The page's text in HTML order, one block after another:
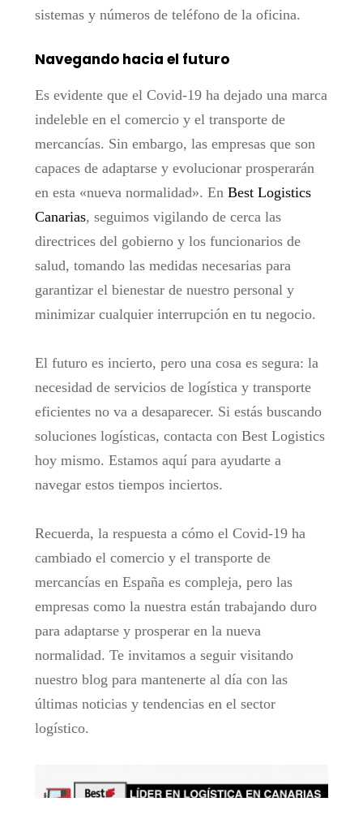
sistemas y números de teléfono de la oficina.
Navegando hacia el futuro
Es evidente que el Covid-19 ha dejado una marca
indeleble en el comercio y el transporte de
mercancías. Sin embargo, las empresas que son
capaces de adaptarse y evolucionar prosperarán
en esta «nueva normalidad». En Best Logistics
Canarias, seguimos vigilando de cerca las
directrices del gobierno y los funcionarios de
salud, tomando las medidas necesarias para
garantizar el bienestar de nuestro personal y
minimizar cualquier interrupción en tu negocio.
El futuro es incierto, pero una cosa es segura: la
necesidad de servicios de logística y transporte
eficientes no va a desaparecer. Si estás buscando
soluciones logísticas, contacta con Best Logistics
hoy mismo. Estamos aquí para ayudarte a
navegar estos tiempos inciertos.
Recuerda, la respuesta a cómo el Covid-19 ha
cambiado el comercio y el transporte de
mercancías en España es compleja, pero las
empresas como la nuestra están trabajando duro
para adaptarse y prosperar en la nueva
normalidad. Te invitamos a seguir visitando
nuestro blog para mantenerte al día con las
últimas noticias y tendencias en el sector
logístico.